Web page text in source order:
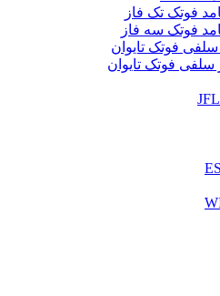
فوتک تک فاز
فوتک سه فاز